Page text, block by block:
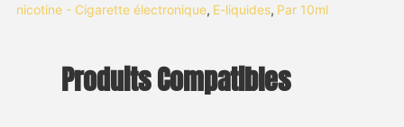
nicotine - Cigarette électronique, E-liquides, Par 10ml
Produits Compatibles